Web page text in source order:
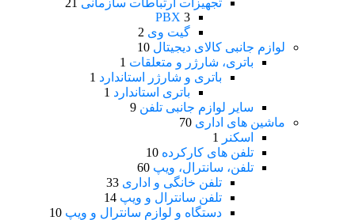
PBX 3
گیت وی 2
لوازم جانبی کالای دیجیتال 10
باتری، شارژر و متعلقات 1
باتری و شارژر استاندارد 1
باتری استاندارد 1
سایر لوازم جانبی تلفن 9
ماشین های اداری 70
اسکنر
1
تلفن های کارکرده 10
تلفن، سانترال، ویپ 60
تلفن خانگی و اداری 33
تلفن سانترال و ویپ 14
دستگاه و لوازم سانترال و ویپ 10